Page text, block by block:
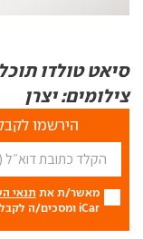
סיאט טולדו
צילומים: יצרן
הירשמו
מאשר/ת את תנאי
iCar ומסכים/ה לקבל מכם דברי פרסום.